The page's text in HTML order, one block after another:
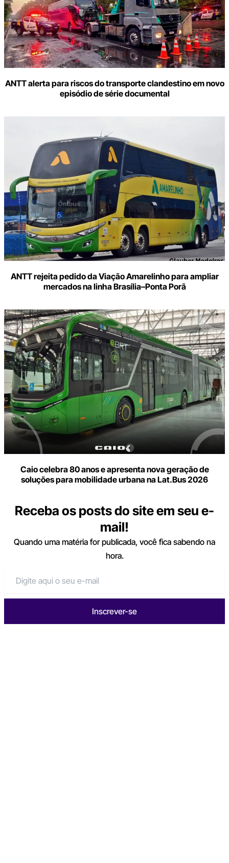
ANTT alerta para riscos do transporte clandestino em novo
episódio de série documental
ANTT rejeita pedido da Viação Amarelinho para ampliar
mercados na linha Brasília–Ponta Porã
Caio celebra 80 anos e apresenta nova geração de
soluções para mobilidade urbana na Lat.Bus 2026
Receba os posts do site em seu e-
mail!
Quando uma matéria for publicada, você fica sabendo na
hora.
Inscrever-se